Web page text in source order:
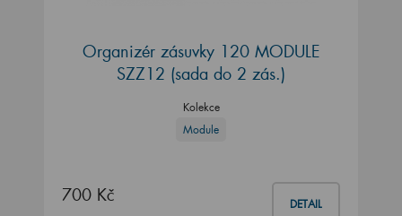
Organizér zásuvky 120 MODULE
SZZ12 (sada do 2 zás.)
Kolekce
Module
700 Kč DETAIL